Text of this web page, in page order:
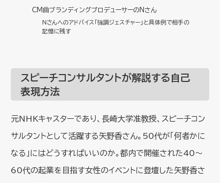
CM曲ブランディングプロデューサーのNさん
Nさんへのアドバイス「強調ジェスチャー」と具体例で相手の
記憶に残す
スピーチコンサルタントが解説する自己
表現方法
元NHKキャスターであり、長崎大学准教授、スピーチコン
サルタントとして活躍する矢野香さん。50代が「何者かに
なる」にはどうすればいいのか。都内で開催された40〜
60代の起業を目指す女性のイベントに登壇した矢野香さ